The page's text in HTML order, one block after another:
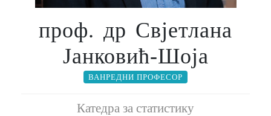
проф. др Свјетлана
Јанковић-Шоја
ВАНРЕДНИ ПРОФЕСОР
Катедра за статистику